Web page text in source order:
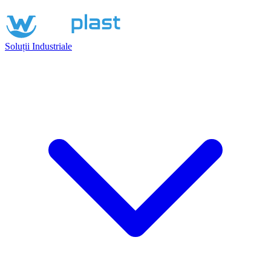
Soluții Industriale